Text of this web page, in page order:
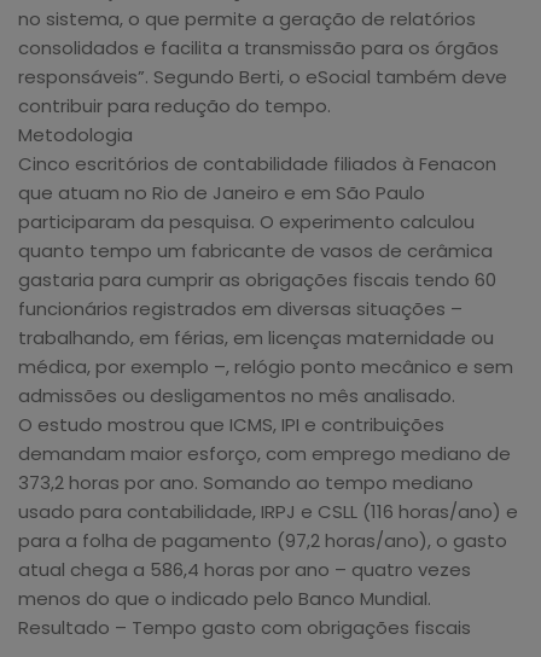
no sistema, o que permite a geração de relatórios
consolidados e facilita a transmissão para os órgãos
responsáveis”. Segundo Berti, o eSocial também deve
contribuir para redução do tempo.
Metodologia
Cinco escritórios de contabilidade filiados à Fenacon
que atuam no Rio de Janeiro e em São Paulo
participaram da pesquisa. O experimento calculou
quanto tempo um fabricante de vasos de cerâmica
gastaria para cumprir as obrigações fiscais tendo 60
funcionários registrados em diversas situações –
trabalhando, em férias, em licenças maternidade ou
médica, por exemplo –, relógio ponto mecânico e sem
admissões ou desligamentos no mês analisado.
O estudo mostrou que ICMS, IPI e contribuições
demandam maior esforço, com emprego mediano de
373,2 horas por ano. Somando ao tempo mediano
usado para contabilidade, IRPJ e CSLL (116 horas/ano) e
para a folha de pagamento (97,2 horas/ano), o gasto
atual chega a 586,4 horas por ano – quatro vezes
menos do que o indicado pelo Banco Mundial.
Resultado – Tempo gasto com obrigações fiscais